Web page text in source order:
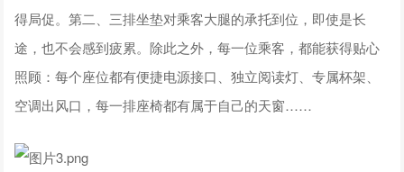
得局促。第二、三排坐垫对乘客大腿的承托到位，即使是长
途，也不会感到疲累。除此之外，每一位乘客，都能获得贴心
照顾：每个座位都有便捷电源接口、独立阅读灯、专属杯架、
空调出风口，每一排座椅都有属于自己的天窗……